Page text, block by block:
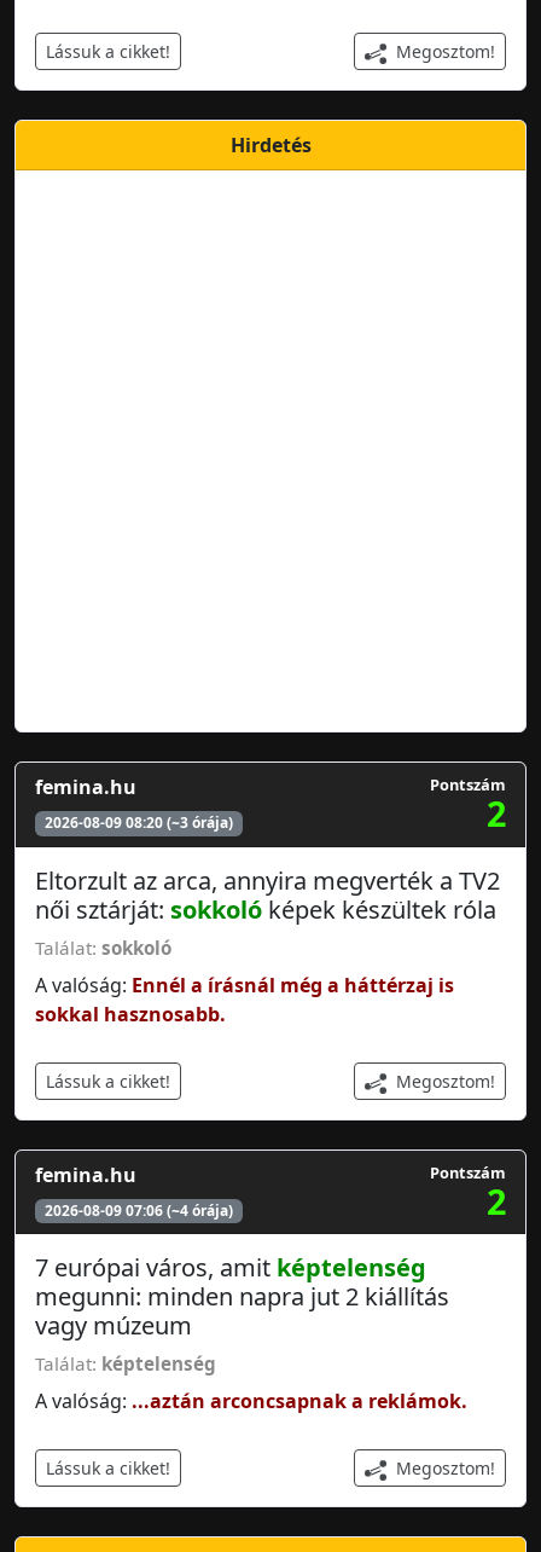
Lássuk a cikket! Megosztom!
Hirdetés
femina.hu
2026-08-09 08:20 (~3 órája)
Pontszám
2
Eltorzult az arca, annyira megverték a TV2
női sztárját: sokkoló képek készültek róla
Találat: sokkoló
A valóság: Ennél a írásnál még a háttérzaj is
sokkal hasznosabb.
Lássuk a cikket! Megosztom!
femina.hu
2026-08-09 07:06 (~4 órája)
Pontszám
2
7 európai város, amit képtelenség
megunni: minden napra jut 2 kiállítás
vagy múzeum
Találat: képtelenség
A valóság: ...aztán arconcsapnak a reklámok.
Lássuk a cikket! Megosztom!